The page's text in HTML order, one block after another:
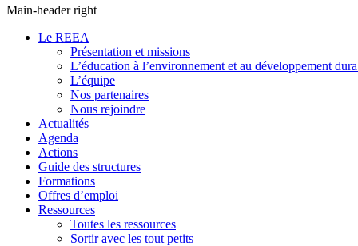
Main-header right
Le REEA
Présentation et missions
L’éducation à l’environnement et au développement
L’équipe
Nos partenaires
Nous rejoindre
Actualités
Agenda
Actions
Guide des structures
Formations
Offres d’emploi
Ressources
Toutes les ressources
Sortir avec les tout petits